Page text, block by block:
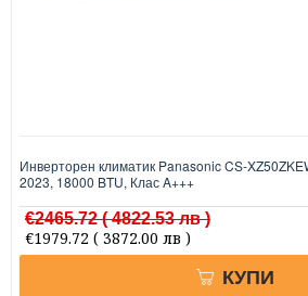
Инверторен климатик Panasonic CS-
2023, 18000 BTU, Клас A+++
€2465.72( 4822.53 лв )
€1979.72 ( 3872.00 лв )
КУПИ